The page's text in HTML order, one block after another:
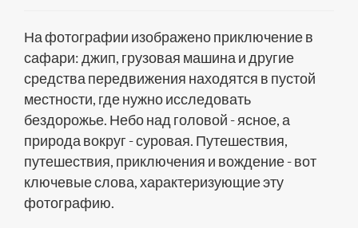
На фотографии изображено приключение в
сафари: джип, грузовая машина и другие
средства передвижения находятся в пустой
местности, где нужно исследовать
бездорожье. Небо над головой - ясное, а
природа вокруг - суровая. Путешествия,
путешествия, приключения и вождение - вот
ключевые слова, характеризующие эту
фотографию.